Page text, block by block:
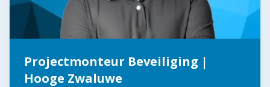
Projectmonteur Beveiliging |
Hooge Zwaluwe